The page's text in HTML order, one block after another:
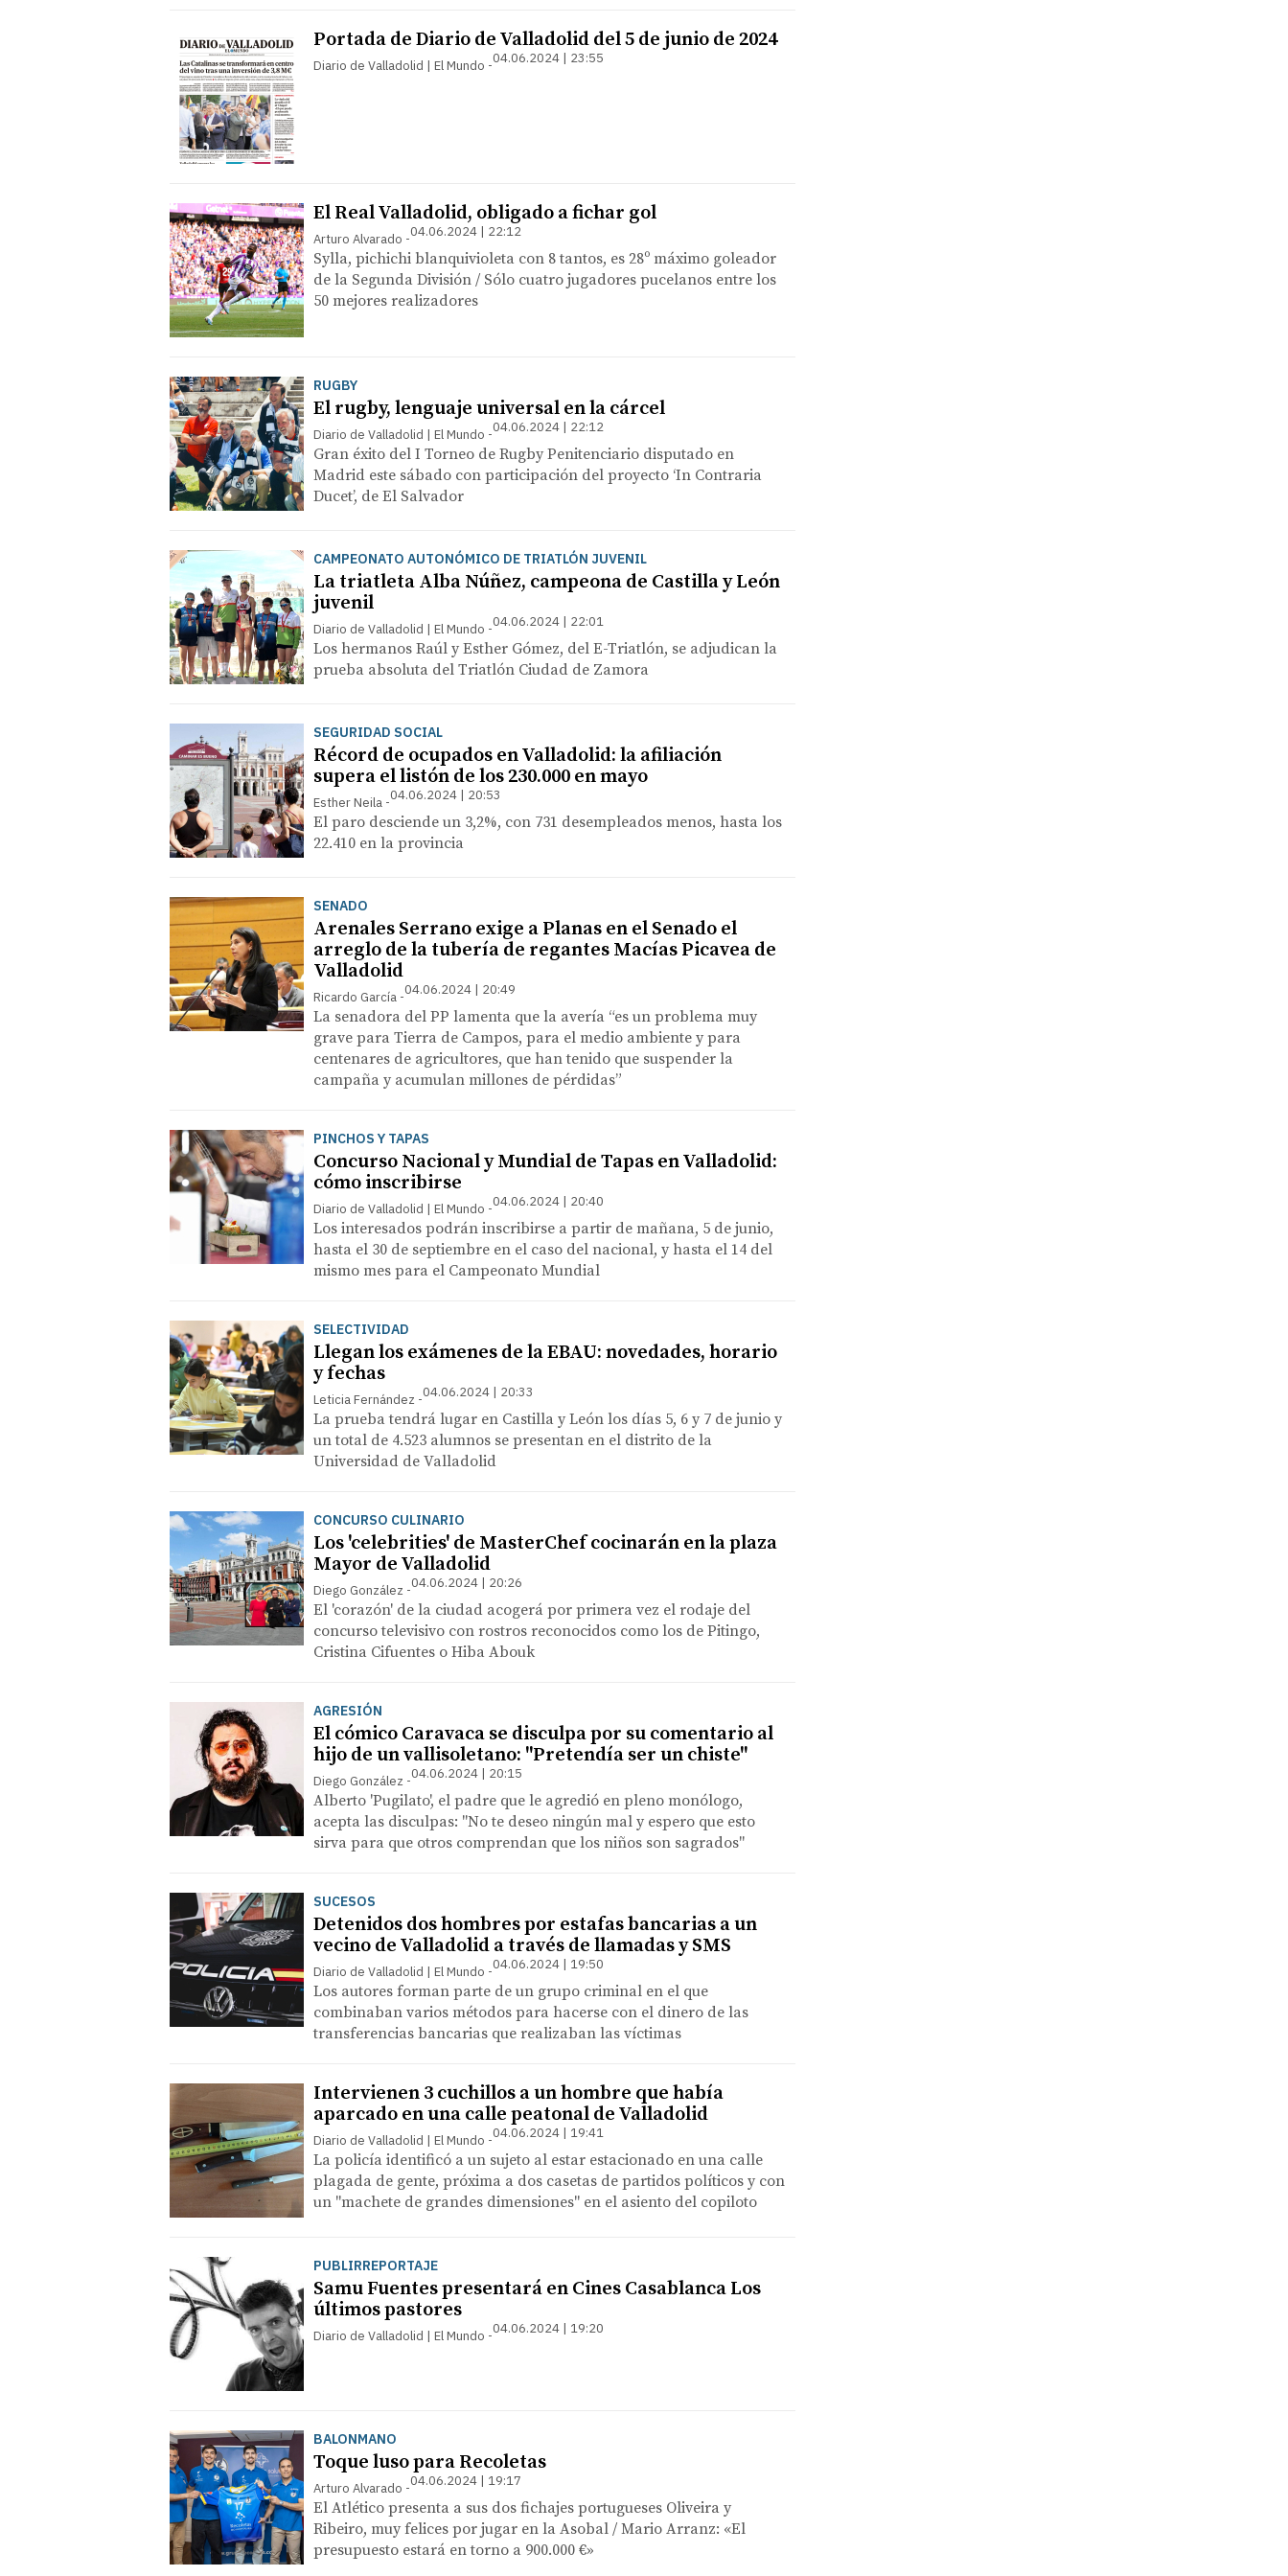
Portada de Diario de Valladolid del 5 de junio de 2024
Diario de Valladolid | El Mundo 04.06.2024 | 23:55
El Real Valladolid, obligado a fichar gol
Arturo Alvarado 04.06.2024 | 22:12
Sylla, pichichi blanquivioleta con 8 tantos, es 28º máximo goleador
de la Segunda División / Sólo cuatro jugadores pucelanos entre los
50 mejores realizadores
RUGBY
El rugby, lenguaje universal en la cárcel
Diario de Valladolid | El Mundo 04.06.2024 | 22:12
Gran éxito del I Torneo de Rugby Penitenciario disputado en
Madrid este sábado con participación del proyecto ‘In Contraria
Ducet’, de El Salvador
CAMPEONATO AUTONÓMICO DE TRIATLÓN JUVENIL
La triatleta Alba Núñez, campeona de Castilla y León
juvenil
Diario de Valladolid | El Mundo 04.06.2024 | 22:01
Los hermanos Raúl y Esther Gómez, del E-Triatlón, se adjudican la
prueba absoluta del Triatlón Ciudad de Zamora
SEGURIDAD SOCIAL
Récord de ocupados en Valladolid: la afiliación
supera el listón de los 230.000 en mayo
Esther Neila 04.06.2024 | 20:53
El paro desciende un 3,2%, con 731 desempleados menos, hasta los
22.410 en la provincia
SENADO
Arenales Serrano exige a Planas en el Senado el
arreglo de la tubería de regantes Macías Picavea de
Valladolid
Ricardo García 04.06.2024 | 20:49
La senadora del PP lamenta que la avería “es un problema muy
grave para Tierra de Campos, para el medio ambiente y para
centenares de agricultores, que han tenido que suspender la
campaña y acumulan millones de pérdidas”
PINCHOS Y TAPAS
Concurso Nacional y Mundial de Tapas en Valladolid:
cómo inscribirse
Diario de Valladolid | El Mundo 04.06.2024 | 20:40
Los interesados podrán inscribirse a partir de mañana, 5 de junio,
hasta el 30 de septiembre en el caso del nacional, y hasta el 14 del
mismo mes para el Campeonato Mundial
SELECTIVIDAD
Llegan los exámenes de la EBAU: novedades, horario
y fechas
Leticia Fernández 04.06.2024 | 20:33
La prueba tendrá lugar en Castilla y León los días 5, 6 y 7 de junio y
un total de 4.523 alumnos se presentan en el distrito de la
Universidad de Valladolid
CONCURSO CULINARIO
Los 'celebrities' de MasterChef cocinarán en la plaza
Mayor de Valladolid
Diego González 04.06.2024 | 20:26
El 'corazón' de la ciudad acogerá por primera vez el rodaje del
concurso televisivo con rostros reconocidos como los de Pitingo,
Cristina Cifuentes o Hiba Abouk
AGRESIÓN
El cómico Caravaca se disculpa por su comentario al
hijo de un vallisoletano: "Pretendía ser un chiste"
Diego González 04.06.2024 | 20:15
Alberto 'Pugilato', el padre que le agredió en pleno monólogo,
acepta las disculpas: "No te deseo ningún mal y espero que esto
sirva para que otros comprendan que los niños son sagrados"
SUCESOS
Detenidos dos hombres por estafas bancarias a un
vecino de Valladolid a través de llamadas y SMS
Diario de Valladolid | El Mundo 04.06.2024 | 19:50
Los autores forman parte de un grupo criminal en el que
combinaban varios métodos para hacerse con el dinero de las
transferencias bancarias que realizaban las víctimas
Intervienen 3 cuchillos a un hombre que había
aparcado en una calle peatonal de Valladolid
Diario de Valladolid | El Mundo 04.06.2024 | 19:41
La policía identificó a un sujeto al estar estacionado en una calle
plagada de gente, próxima a dos casetas de partidos políticos y con
un "machete de grandes dimensiones" en el asiento del copiloto
PUBLIRREPORTAJE
Samu Fuentes presentará en Cines Casablanca Los
últimos pastores
Diario de Valladolid | El Mundo 04.06.2024 | 19:20
BALONMANO
Toque luso para Recoletas
Arturo Alvarado 04.06.2024 | 19:17
El Atlético presenta a sus dos fichajes portugueses Oliveira y
Ribeiro, muy felices por jugar en la Asobal / Mario Arranz: «El
presupuesto estará en torno a 900.000 €»